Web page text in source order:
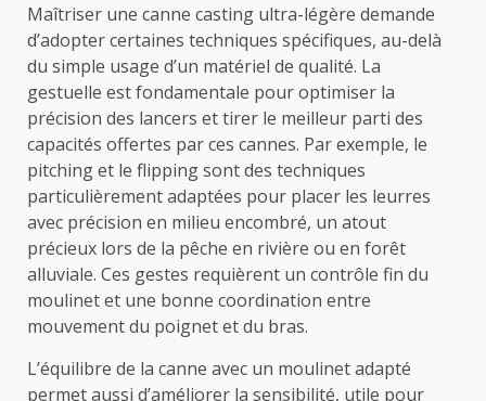
Maîtriser une canne casting ultra-légère demande
d’adopter certaines techniques spécifiques, au-delà
du simple usage d’un matériel de qualité. La
gestuelle est fondamentale pour optimiser la
précision des lancers et tirer le meilleur parti des
capacités offertes par ces cannes. Par exemple, le
pitching et le flipping sont des techniques
particulièrement adaptées pour placer les leurres
avec précision en milieu encombré, un atout
précieux lors de la pêche en rivière ou en forêt
alluviale. Ces gestes requièrent un contrôle fin du
moulinet et une bonne coordination entre
mouvement du poignet et du bras.
L’équilibre de la canne avec un moulinet adapté
permet aussi d’améliorer la sensibilité, utile pour